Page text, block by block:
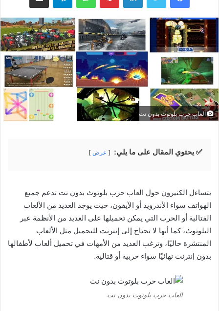
العاب حرب بلوتوث بدون نت
✅ يحتوي المقال على ما يلي: عرض
يتساءل الكثيرون حول العاب حرب بلوتوث بدون نت تدعم جميع
الهواتف سواء الأندرويد أو الآيفون، حيث يوجد العديد من الألعاب
القتالية أو الحرب التي يمكن تحميلها على العديد من الأنظمة عبر
البلوتوث، كما أنها لا تحتاج إلى إنترنت للتحميل مثل الألعاب
المنتشرة حاليًا، وترغب العديد من الأمهات في تحميل ألعاب لأطفالها
بدون إنترنت نهائيًا سواء حربية أو قتالية.
العاب حرب بلوتوث بدون نت